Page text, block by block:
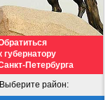
губернатору
Петербурга
Выберите район: